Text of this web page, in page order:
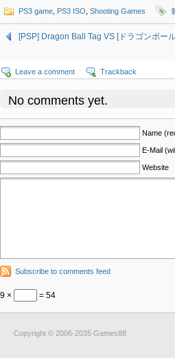
PS3 game PS3 ISO Shooting Games
[PSP] Dragon Ball Tag VS [ドラゴンボー
Leave a comment Trackback
No comments yet.
Name
E-Mail
Website
Subscribe to comments feed
9 × = 54
Copyright © 2006-2035 Games88